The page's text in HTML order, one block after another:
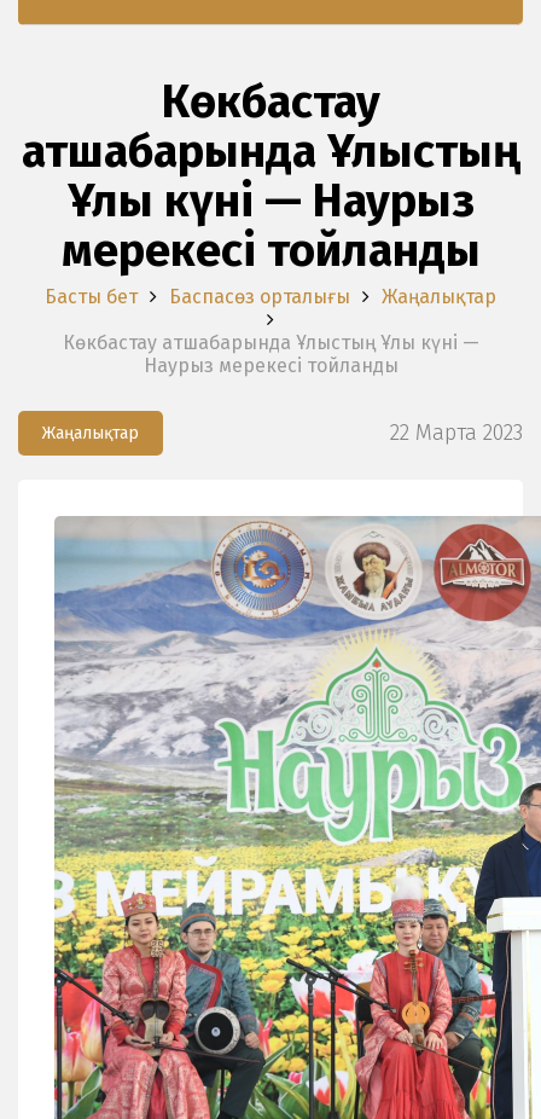
Көкбастау
атшабарында Ұлыстың
Ұлы күні — Наурыз
мерекесі тойланды
Басты бет Баспасөз орталығы
Жаңалықтар
Көкбастау атшабарында Ұлыстың Ұлы күні —
Наурыз мерекесі тойланды
Жаңалықтар 22 Марта 2023